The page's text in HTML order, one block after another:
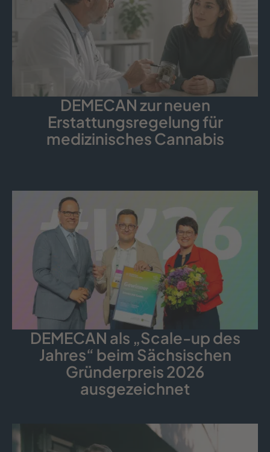
DEMECAN zur neuen
Erstattungsregelung für
medizinisches Cannabis
DEMECAN als „Scale-up des
Jahres“ beim Sächsischen
Gründerpreis 2026
ausgezeichnet